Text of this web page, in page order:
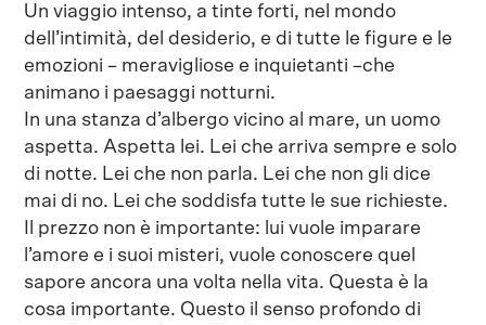
Un viaggio intenso, a tinte forti, nel mondo
dell’intimità, del desiderio, e di tutte le figure e le
emozioni – meravigliose e inquietanti –che
animano i paesaggi notturni.
In una stanza d’albergo vicino al mare, un uomo
aspetta. Aspetta lei. Lei che arriva sempre e solo
di notte. Lei che non parla. Lei che non gli dice
mai di no. Lei che soddisfa tutte le sue richieste.
Il prezzo non è importante: lui vuole imparare
l’amore e i suoi misteri, vuole conoscere quel
sapore ancora una volta nella vita. Questa è la
cosa importante. Questo il senso profondo di